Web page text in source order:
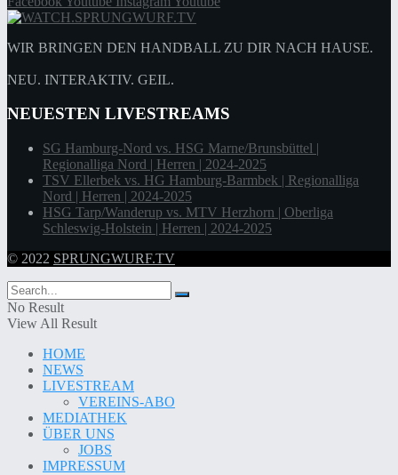
WIR BRINGEN DEN HANDBALL ZU DIR NACH HAUSE.
NEU. INTERAKTIV. GEIL.
NEUESTEN LIVESTREAMS
SG Hamburg-Nord vs. HSG Marne/Brunsbüttel |
Regionalliga Nord | Herren | 2024-2025
TSV Ellerbek vs. HG Hamburg-Barmbek | Regionalliga
Nord | Herren | 2024-2025
HSG Tarp/Wanderup vs. MTV Herzhorn | Oberliga
Schleswig-Holstein | Herren | 2024-2025
© 2022 SPRUNGWURF.TV
No Result
View All Result
HOME
NEWS
LIVESTREAM
VEREINS-ABO
MEDIATHEK
ÜBER UNS
JOBS
IMPRESSUM